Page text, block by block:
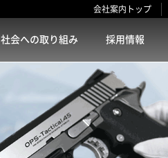
会社案内トップ
社会への取り組み 採用情報